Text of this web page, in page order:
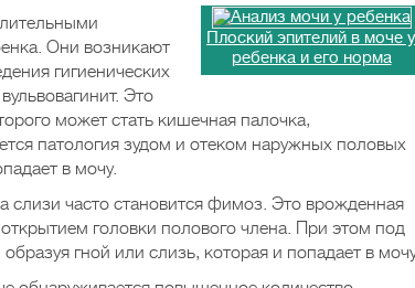
Плоский эпителий в моче у
ребенка и его норма
Они возникают
гигиенических
Это
может стать кишечная палочка,
патология зудом и отеком наружных половых
в мочу.
часто становится фимоз. Это врожденная
головки полового члена. При этом под
гной или слизь, которая и попадает в